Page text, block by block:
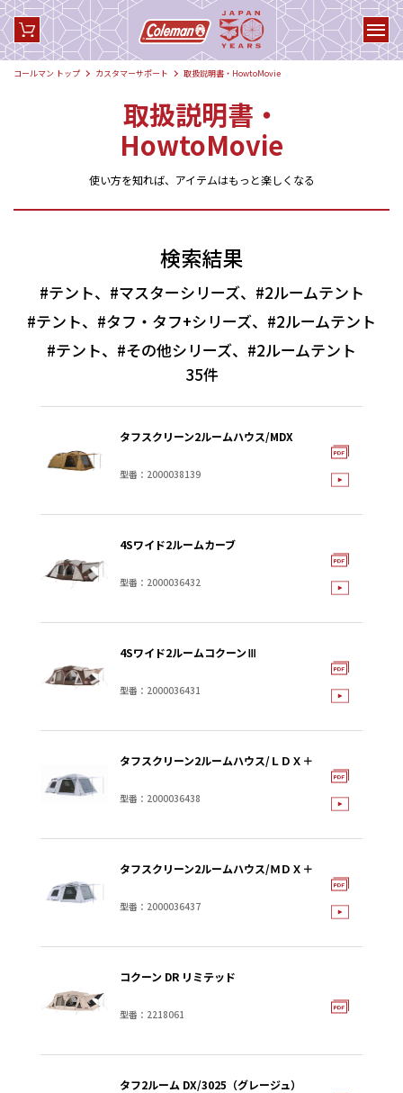
コールマン トップ カスタマーサポート 取扱説明書・HowtoMovie
取扱説明書・
HowtoMovie
使い方を知れば、アイテムはもっと楽しくなる
検索結果
#テント、#マスターシリーズ、#2ルームテント
#テント、#タフ・タフ+シリーズ、#2ルームテント
#テント、#その他シリーズ、#2ルームテント
35件
タフスクリーン2ルームハウス/MDX
型番：2000038139
4Sワイド2ルームカーブ
型番：2000036432
4Sワイド2ルームコクーンⅢ
型番：2000036431
タフスクリーン2ルームハウス/ＬＤＸ＋
型番：2000036438
タフスクリーン2ルームハウス/ＭＤＸ＋
型番：2000036437
コクーン DR リミテッド
型番：2218061
タフ2ルーム DX/3025（グレージュ）